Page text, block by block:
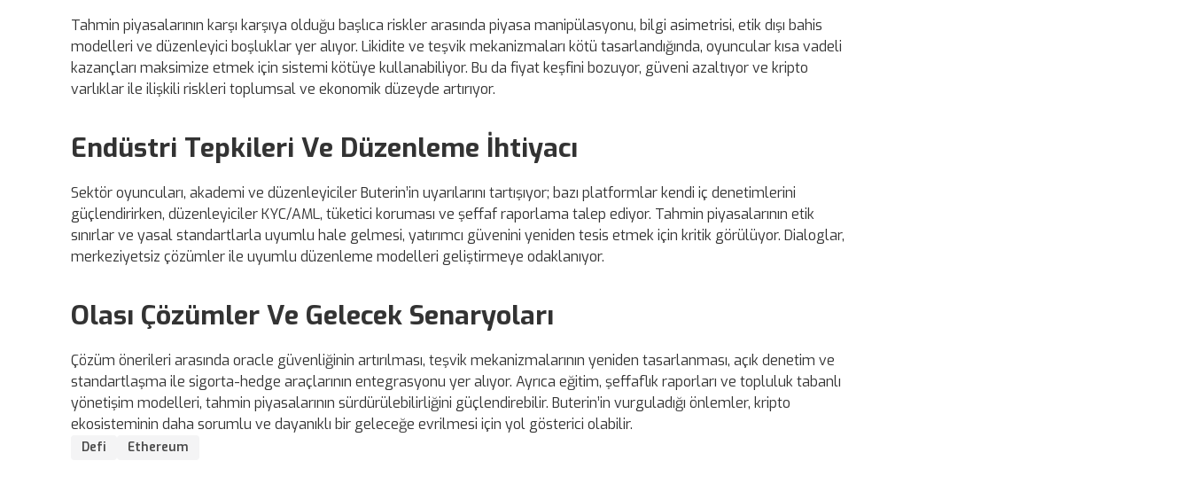
Tahmin piyasalarının karşı karşıya olduğu başlıca riskler arasında piyasa manipülasyonu, bilgi asimetrisi, etik dışı bahis
modelleri ve düzenleyici boşluklar yer alıyor. Likidite ve teşvik mekanizmaları kötü tasarlandığında, oyuncular kısa vadeli
kazançları maksimize etmek için sistemi kötüye kullanabiliyor. Bu da fiyat keşfini bozuyor, güveni azaltıyor ve kripto
varlıklar ile ilişkili riskleri toplumsal ve ekonomik düzeyde artırıyor.
Endüstri Tepkileri Ve Düzenleme İhtiyacı
Sektör oyuncuları, akademi ve düzenleyiciler Buterin’in uyarılarını tartışıyor; bazı platformlar kendi iç denetimlerini
güçlendirirken, düzenleyiciler KYC/AML, tüketici koruması ve şeffaf raporlama talep ediyor. Tahmin piyasalarının etik
sınırlar ve yasal standartlarla uyumlu hale gelmesi, yatırımcı güvenini yeniden tesis etmek için kritik görülüyor. Dialoglar,
merkeziyetsiz çözümler ile uyumlu düzenleme modelleri geliştirmeye odaklanıyor.
Olası Çözümler Ve Gelecek Senaryoları
Çözüm önerileri arasında oracle güvenliğinin artırılması, teşvik mekanizmalarının yeniden tasarlanması, açık denetim ve
standartlaşma ile sigorta-hedge araçlarının entegrasyonu yer alıyor. Ayrıca eğitim, şeffaflık raporları ve topluluk tabanlı
yönetişim modelleri, tahmin piyasalarının sürdürülebilirliğini güçlendirebilir. Buterin’in vurguladığı önlemler, kripto
ekosisteminin daha sorumlu ve dayanıklı bir geleceğe evrilmesi için yol gösterici olabilir.
Defi Ethereum